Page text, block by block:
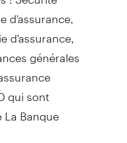
d'assurance,
d'assurance,
générales
qui sont
Banque